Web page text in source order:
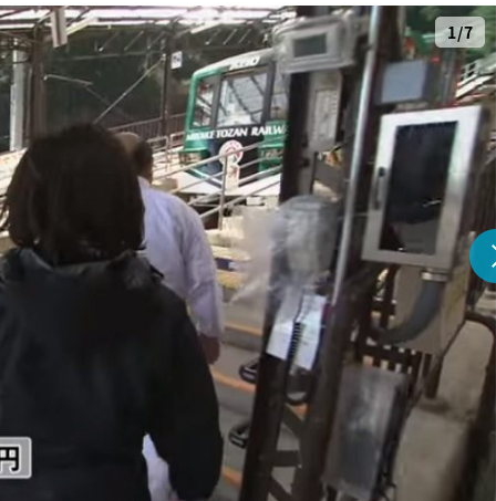
1/7
『アイ＝ラブ！げーみん
E齋藤樹愛羅＆佐々木舞
ビュー